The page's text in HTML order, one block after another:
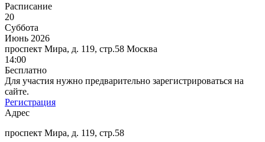
Расписание
20
Суббота
Июнь 2026
проспект Мира, д. 119, стр.58 Москва
14:00
Бесплатно
Для участия нужно предварительно зарегистрироваться на
сайте.
Регистрация
Адрес
проспект Мира, д. 119, стр.58